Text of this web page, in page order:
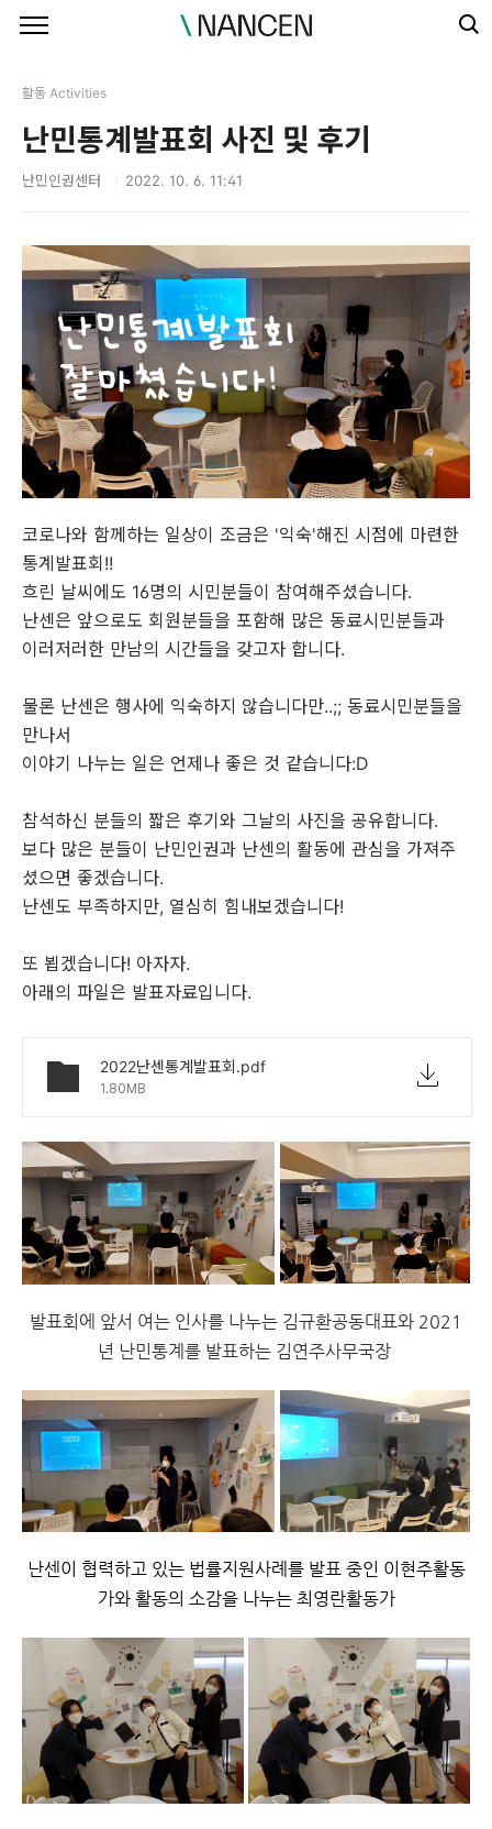
활동 Activities
난민통계발표회 사진 및 후기
난민인권센터 2022. 10. 6. 11:41
코로나와 함께하는 일상이 조금은 '익숙'해진 시점에 마련한
통계발표회!!
흐린 날씨에도 16명의 시민분들이 참여해주셨습니다.
난센은 앞으로도 회원분들을 포함해 많은 동료시민분들과
이러저러한 만남의 시간들을 갖고자 합니다.
물론 난센은 행사에 익숙하지 않습니다만..;; 동료시민분들을
만나서
이야기 나누는 일은 언제나 좋은 것 같습니다:D
참석하신 분들의 짧은 후기와 그날의 사진을 공유합니다.
보다 많은 분들이 난민인권과 난센의 활동에 관심을 가져주
셨으면 좋겠습니다.
난센도 부족하지만, 열심히 힘내보겠습니다!
또 뵙겠습니다! 아자자.
아래의 파일은 발표자료입니다.
2022난센통계발표회.pdf
1.80MB
발표회에 앞서 여는 인사를 나누는 김규환공동대표와 2021
년 난민통계를 발표하는 김연주사무국장
난센이 협력하고 있는 법률지원사례를 발표 중인 이현주활동
가와 활동의 소감을 나누는 최영란활동가